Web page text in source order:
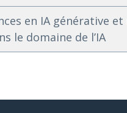
en IA générative
le domaine de l’IA